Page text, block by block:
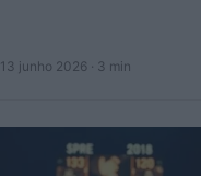
13 junho 2026 · 3 min